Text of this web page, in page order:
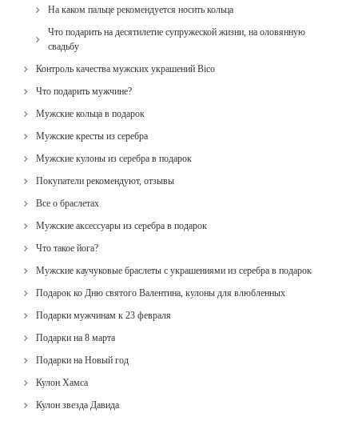
На каком пальце рекомендуется носить кольца
Что подарить на десятилетие супружеской жизни, на оловянную
свадьбу
Контроль качества мужских украшений Bico
Что подарить мужчине?
Мужские кольца в подарок
Мужские кресты из серебра
Мужские кулоны из серебра в подарок
Покупатели рекомендуют, отзывы
Все о браслетах
Мужские аксессуары из серебра в подарок
Что такое йога?
Мужские каучуковые браслеты с украшениями из серебра в подарок
Подарок ко Дню святого Валентина, кулоны для влюбленных
Подарки мужчинам к 23 февраля
Подарки на 8 марта
Подарки на Новый год
Кулон Хамса
Кулон звезда Давида